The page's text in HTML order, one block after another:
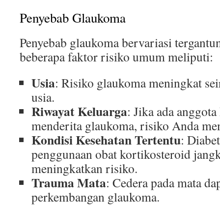
Penyebab Glaukoma
Penyebab glaukoma bervariasi
beberapa faktor risiko umum meliputi:
Usia: Risiko glaukoma meningkat
usia.
Riwayat Keluarga: Jika ada
menderita glaukoma, risiko Anda
Kondisi Kesehatan Tertentu:
penggunaan obat kortikosteroid
meningkatkan risiko.
Trauma Mata: Cedera pada mata
perkembangan glaukoma.